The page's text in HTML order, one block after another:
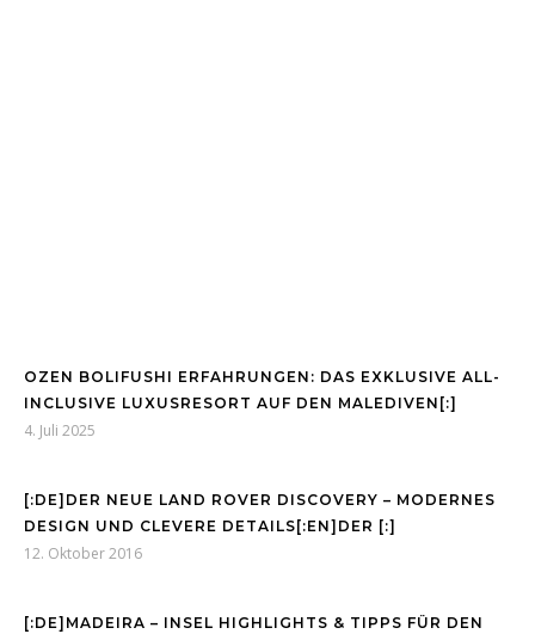
OZEN BOLIFUSHI ERFAHRUNGEN: DAS EXKLUSIVE ALL-
INCLUSIVE LUXUSRESORT AUF DEN MALEDIVEN[:]
4. Juli 2025
[:DE]DER NEUE LAND ROVER DISCOVERY – MODERNES
DESIGN UND CLEVERE DETAILS[:EN]DER [:]
12. Oktober 2016
[:DE]MADEIRA – INSEL HIGHLIGHTS & TIPPS FÜR DEN